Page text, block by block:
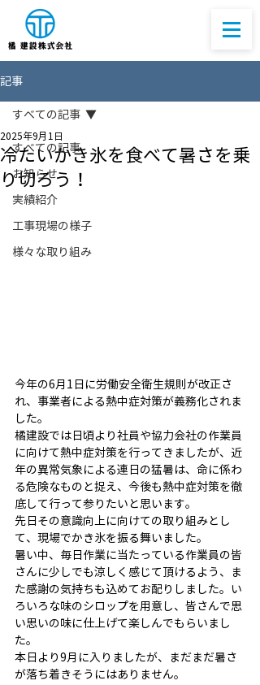
記事
すべての記事
お知らせ
実績紹介
工事現場の様子
様々な取り組み
すべての記事
冷たいかき氷を食べて暑さを乗
り切ろう！
2025年9月1日
今年の6月1日に労働安全衛生規則が改正さ
れ、事業者による熱中症対策が義務化されま
した。
橘建設では日頃より社員や協力会社の作業員
に向けて熱中症対策を行ってきましたが、近
年の異常気象による連日の猛暑は、命に係わ
る危険なものと捉え、今後も熱中症対策を徹
底して行って参りたいと思います。
先日その意識向上に向けての取り組みとし
て、現場でかき氷を振る舞いました。
暑い中、毎日作業に当たっている作業員の皆
さんに少しでも涼しく感じて頂けるよう、ま
た感謝の気持ちも込めてお配りしました。い
ろいろな味のシロップを用意し、皆さんで思
い思いの味に仕上げて楽しんでもらいまし
た。
本日より9月に入りましたが、まだまだ暑さ
が落ち着きそうにはありません。